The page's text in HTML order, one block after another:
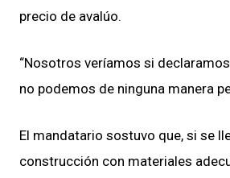
precio de avalúo.
“Nosotros veríamos si
no podemos de ninguna manera
El mandatario sostuvo que, si se
construcción con materiales